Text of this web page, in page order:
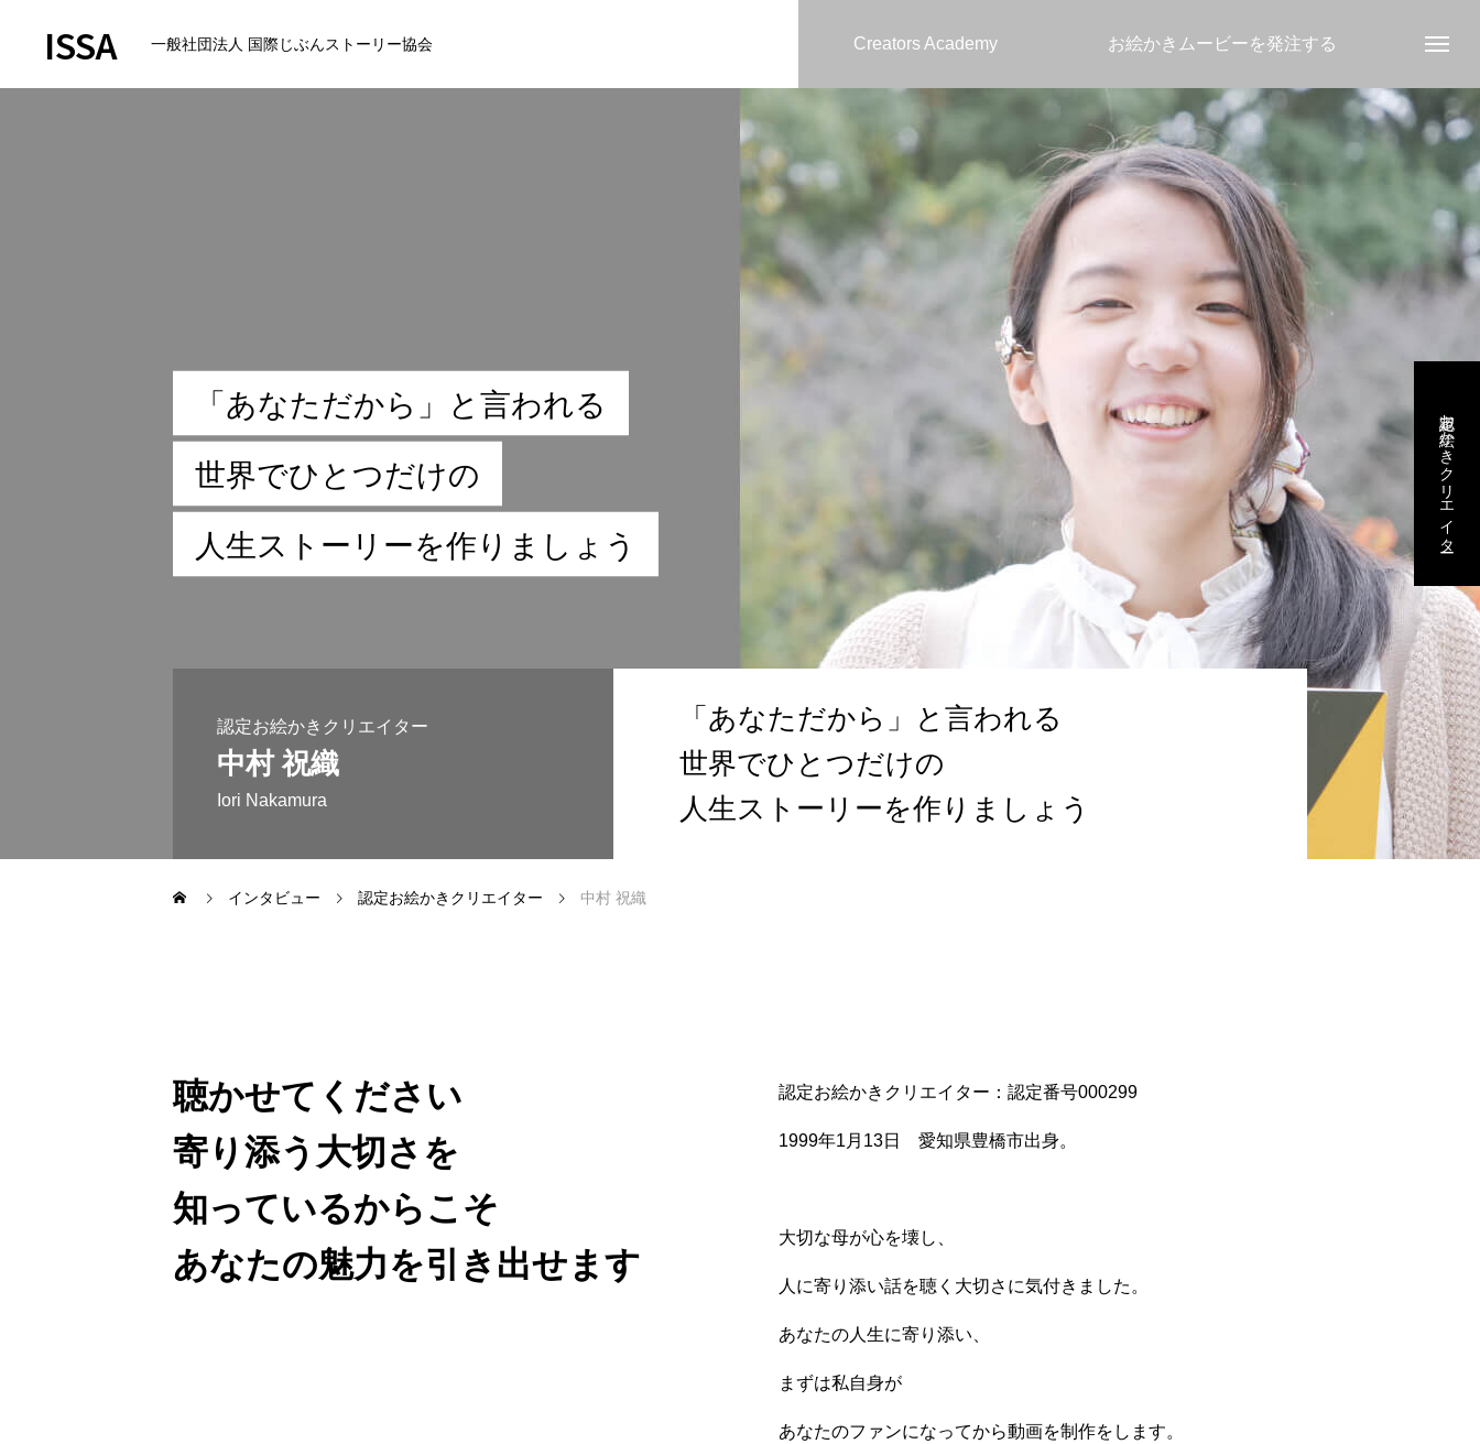
ISSA 一般社団法人 国際じぶんストーリー協会 Creators Academy お絵かきムービーを発注する
製作者の紹介
導入実例紹介
ART Gallery
「 あなただから 」 と 言われる
世界でひ と つだけの
人生 ス ト ー リ ーを作 り ま し ょ う
認定お絵かきクリエイター
中村 祝織
Iori Nakamura
「あなただから」と言われる
世界でひとつだけの
人生ストーリーを作りましょう
認定お絵かきクリエイター
インタビュー 認定お絵かきクリエイター 中村 祝織
聴かせてください
寄り添う大切さを
知っているからこそ
あなたの魅力を引き出せます
認定お絵かきクリエイター：認定番号000299
1999年1月13日 愛知県豊橋市出身。
大切な母が心を壊し、
人に寄り添い話を聴く大切さに気付きました。
あなたの人生に寄り添い、
まずは私自身が
あなたのファンになってから動画を制作をします。